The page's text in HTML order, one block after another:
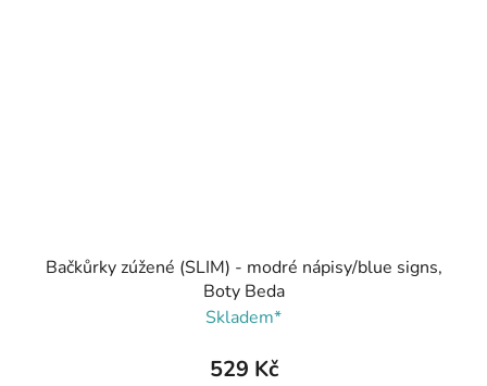
Bačkůrky zúžené (SLIM) - modré nápisy/blue signs,
Boty Beda
Skladem*
529 Kč